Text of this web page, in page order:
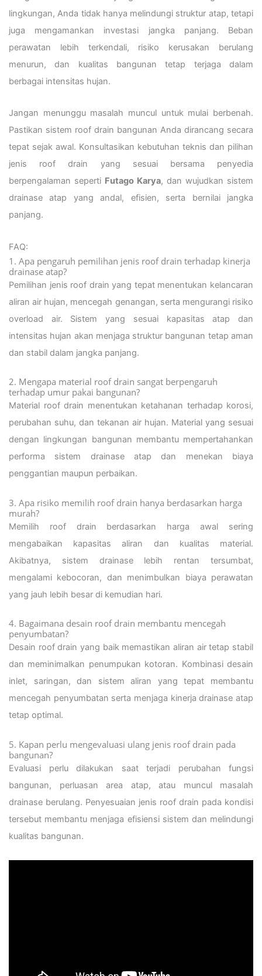
lingkungan, Anda tidak hanya melindungi struktur atap, tetapi
juga mengamankan investasi jangka panjang. Beban
perawatan lebih terkendali, risiko kerusakan berulang
menurun, dan kualitas bangunan tetap terjaga dalam
berbagai intensitas hujan.
Jangan menunggu masalah muncul untuk mulai berbenah.
Pastikan sistem roof drain bangunan Anda dirancang secara
tepat sejak awal. Konsultasikan kebutuhan teknis dan pilihan
jenis roof drain yang sesuai bersama penyedia
berpengalaman seperti Futago Karya, dan wujudkan sistem
drainase atap yang andal, efisien, serta bernilai jangka
panjang.
FAQ:
1. Apa pengaruh pemilihan jenis roof drain terhadap kinerja
drainase atap?
Pemilihan jenis roof drain yang tepat menentukan kelancaran
aliran air hujan, mencegah genangan, serta mengurangi risiko
overload air. Sistem yang sesuai kapasitas atap dan
intensitas hujan akan menjaga struktur bangunan tetap aman
dan stabil dalam jangka panjang.
2. Mengapa material roof drain sangat berpengaruh
terhadap umur pakai bangunan?
Material roof drain menentukan ketahanan terhadap korosi,
perubahan suhu, dan tekanan air hujan. Material yang sesuai
dengan lingkungan bangunan membantu mempertahankan
performa sistem drainase atap dan menekan biaya
penggantian maupun perbaikan.
3. Apa risiko memilih roof drain hanya berdasarkan harga
murah?
Memilih roof drain berdasarkan harga awal sering
mengabaikan kapasitas aliran dan kualitas material.
Akibatnya, sistem drainase lebih rentan tersumbat,
mengalami kebocoran, dan menimbulkan biaya perawatan
yang jauh lebih besar di kemudian hari.
4. Bagaimana desain roof drain membantu mencegah
penyumbatan?
Desain roof drain yang baik memastikan aliran air tetap stabil
dan meminimalkan penumpukan kotoran. Kombinasi desain
inlet, saringan, dan sistem aliran yang tepat membantu
mencegah penyumbatan serta menjaga kinerja drainase atap
tetap optimal.
5. Kapan perlu mengevaluasi ulang jenis roof drain pada
bangunan?
Evaluasi perlu dilakukan saat terjadi perubahan fungsi
bangunan, perluasan area atap, atau muncul masalah
drainase berulang. Penyesuaian jenis roof drain pada kondisi
tersebut membantu menjaga efisiensi sistem dan melindungi
kualitas bangunan.